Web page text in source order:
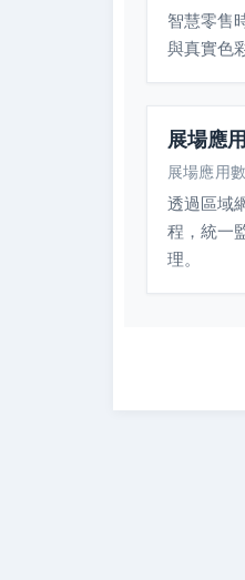
智慧零售
與真實色
展場應用
展場應用
透過區域
程，統一
理。